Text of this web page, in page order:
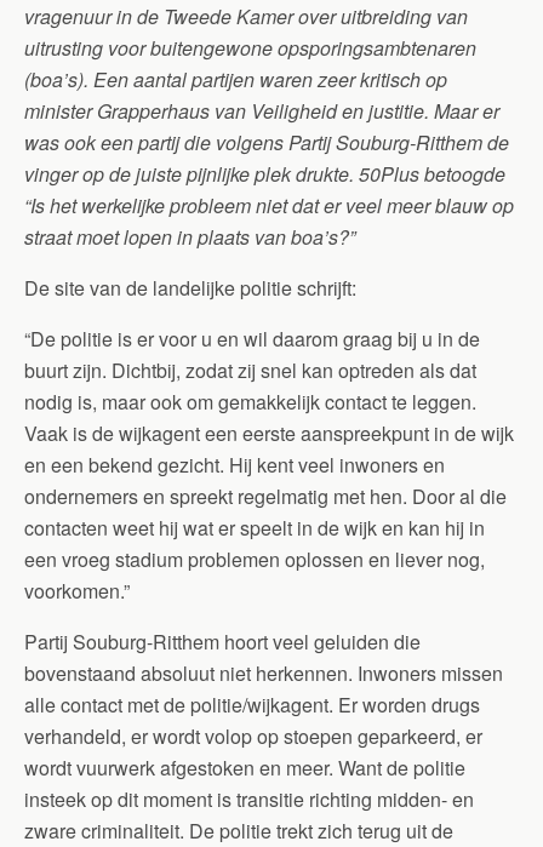
vragenuur in de Tweede Kamer over uitbreiding van
uitrusting voor buitengewone opsporingsambtenaren
(boa’s). Een aantal partijen waren zeer kritisch op
minister Grapperhaus van Veiligheid en justitie. Maar er
was ook een partij die volgens Partij Souburg-Ritthem de
vinger op de juiste pijnlijke plek drukte. 50Plus betoogde
“Is het werkelijke probleem niet dat er veel meer blauw op
straat moet lopen in plaats van boa’s?”
De site van de landelijke politie schrijft:
“De politie is er voor u en wil daarom graag bij u in de
buurt zijn. Dichtbij, zodat zij snel kan optreden als dat
nodig is, maar ook om gemakkelijk contact te leggen.
Vaak is de wijkagent een eerste aanspreekpunt in de wijk
en een bekend gezicht. Hij kent veel inwoners en
ondernemers en spreekt regelmatig met hen. Door al die
contacten weet hij wat er speelt in de wijk en kan hij in
een vroeg stadium problemen oplossen en liever nog,
voorkomen.”
Partij Souburg-Ritthem hoort veel geluiden die
bovenstaand absoluut niet herkennen. Inwoners missen
alle contact met de politie/wijkagent. Er worden drugs
verhandeld, er wordt volop op stoepen geparkeerd, er
wordt vuurwerk afgestoken en meer. Want de politie
insteek op dit moment is transitie richting midden- en
zware criminaliteit. De politie trekt zich terug uit de